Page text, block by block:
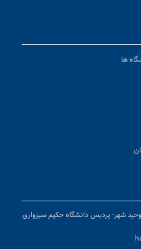
ها
شهر- پردیس دانشگاه حکیم سبزواری